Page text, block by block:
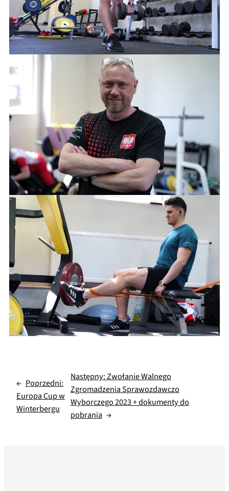
← Poprzedni:
Europa Cup w
Winterbergu
Następny:Zwołanie Walnego
Zgromadzenia Sprawozdawczo
Wyborczego 2023 + dokumenty do
pobrania →